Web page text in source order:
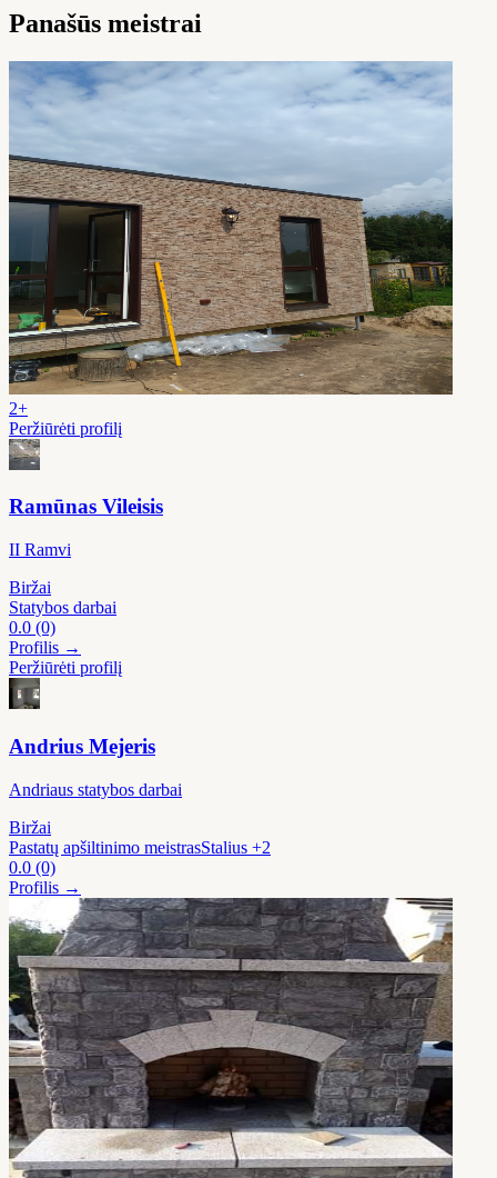
Panašūs meistrai
2+
Peržiūrėti profilį
Ramūnas Vileisis
II Ramvi
Biržai
Statybos darbai
0.0 (0)
Profilis →
Peržiūrėti profilį
Andrius Mejeris
Andriaus statybos darbai
Biržai
Pastatų apšiltinimo meistrasStalius +2
0.0 (0)
Profilis →